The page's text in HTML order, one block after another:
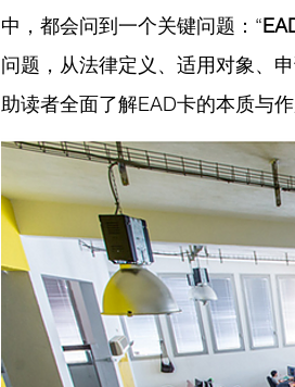
中，都会问到一个关键问题：“
问题，从法律定义、适用对象、
助读者全面了解EAD卡的本质与作